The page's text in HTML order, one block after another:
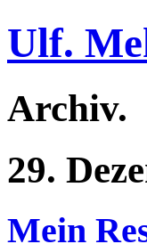
Ulf.
Archiv.
29.
Mein